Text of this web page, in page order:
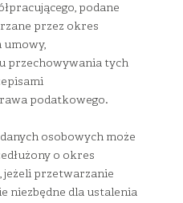
podane
przez okres
umowy,
przechowywania tych
podatkowego.
osobowych może
o okres
jeżeli przetwarzanie
niezbędne dla ustalenia